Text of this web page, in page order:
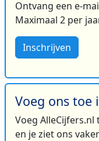
Ontvang een e-
Maximaal 2 per
Inschrijven
Voeg ons toe
Voeg
en je ziet ons